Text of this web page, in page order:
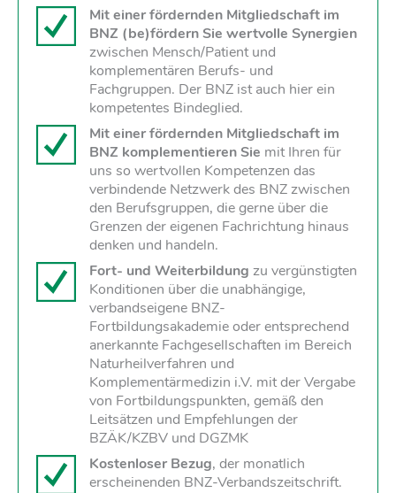
Mit einer fördernden Mitgliedschaft im
BNZ (be)fördern Sie wertvolle Synergien
zwischen Mensch/Patient und
komplementären Berufs- und
Fachgruppen. Der BNZ ist auch hier ein
kompetentes Bindeglied.
Mit einer fördernden Mitgliedschaft im
BNZ komplementieren Sie mit Ihren für
uns so wertvollen Kompetenzen das
verbindende Netzwerk des BNZ zwischen
den Berufsgruppen, die gerne über die
Grenzen der eigenen Fachrichtung hinaus
denken und handeln.
Fort- und Weiterbildung zu vergünstigten
Konditionen über die unabhängige,
verbandseigene BNZ-
Fortbildungsakademie oder entsprechend
anerkannte Fachgesellschaften im Bereich
Naturheilverfahren und
Komplementärmedizin i.V. mit der Vergabe
von Fortbildungspunkten, gemäß den
Leitsätzen und Empfehlungen der
BZÄK/KZBV und DGZMK
Kostenloser Bezug, der monatlich
erscheinenden BNZ-Verbandszeitschrift.